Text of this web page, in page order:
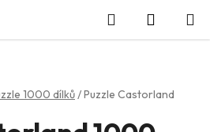
Hledat
KOŠÍK
1000 dílků/Puzzle Castorland